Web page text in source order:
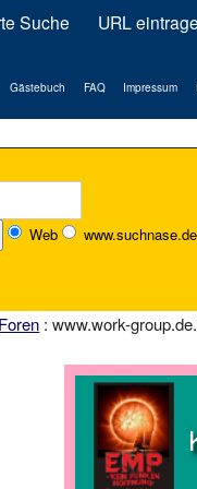
Suche URL
Gästebuch FAQ Impressum
Web www.suchnase.de
Foren : www.work-